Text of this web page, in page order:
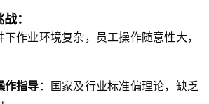
：
下作业环境复杂，员工操作随意性大，
作指导 ：国家及行业标准偏理论，缺乏